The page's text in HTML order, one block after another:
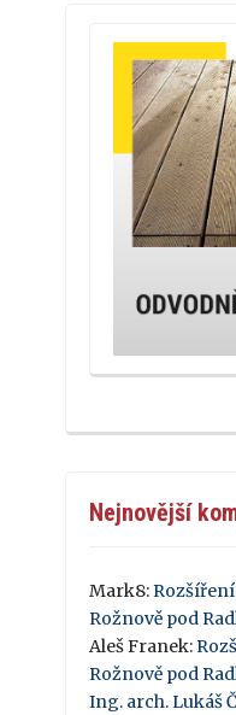
Nejnovější
Mark8:
Rožnově pod
Aleš Franek:
Rožnově pod
Ing. arch. Lukáš